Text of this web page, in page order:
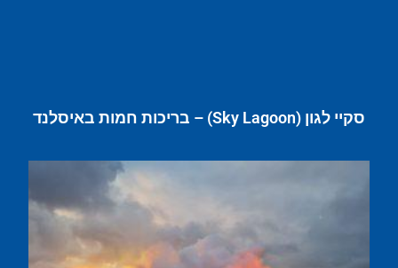
סקיי לגון (Sky Lagoon) – בריכות חמות באיסלנד